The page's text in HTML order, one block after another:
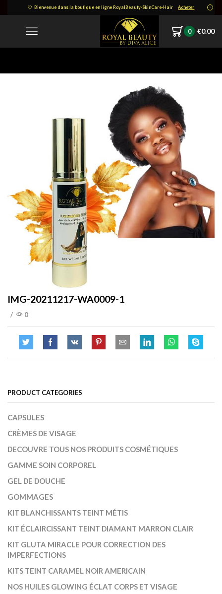
Bienvenue dans la boutique en ligne RoyalBeauty-SkinCare-Hair Acheter
0 €0.00
IMG-20211217-WA0009-1
/ 0
PRODUCT CATEGORIES
CAPSULES
CRÈMES DE VISAGE
DECOUVRE TOUS NOS PRODUITS COSMÉTIQUES
GAMME SOIN CORPOREL
GEL DE DOUCHE
GOMMAGES
KIT BLANCHISSANTS TEINT MÉTIS
KIT ÉCLAIRCISSANT TEINT DIAMANT MARRON CLAIR
KIT GLUTA MIRACLE POUR CORRECTION DES
IMPERFECTIONS
KITS TEINT CARAMEL NOIR AMERICAIN
NOS HUILES GLOWING ÉCLAT CORPS ET VISAGE